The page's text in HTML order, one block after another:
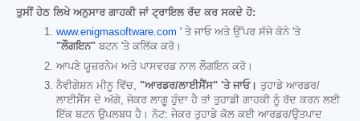
ਤੁਸੀਂ ਹੇਠ ਲਿਖੇ ਅਨੁਸਾਰ ਗਾਹਕੀ ਜਾਂ ਟ੍ਰਾਇਲ ਰੱਦ ਕਰ ਸਕਦੇ ਹੋ:
www.enigmasoftware.com ' ਤੇ ਜਾਓ ਅਤੇ ਉੱਪਰ ਸੱਜੇ ਕੋਨੇ 'ਤੇ
"ਲੌਗਇਨ" ਬਟਨ 'ਤੇ ਕਲਿੱਕ ਕਰੋ।
ਆਪਣੇ ਯੂਜ਼ਰਨੇਮ ਅਤੇ ਪਾਸਵਰਡ ਨਾਲ ਲੌਗਇਨ ਕਰੋ।
ਨੈਵੀਗੇਸ਼ਨ ਮੀਨੂ ਵਿੱਚ, "ਆਰਡਰ/ਲਾਈਸੈਂਸ" 'ਤੇ ਜਾਓ। ਤੁਹਾਡੇ ਆਰਡਰ/
ਲਾਈਸੈਂਸ ਦੇ ਅੱਗੇ, ਜੇਕਰ ਲਾਗੂ ਹੁੰਦਾ ਹੈ ਤਾਂ ਤੁਹਾਡੀ ਗਾਹਕੀ ਨੂੰ ਰੱਦ ਕਰਨ ਲਈ
ਇੱਕ ਬਟਨ ਉਪਲਬਧ ਹੈ। ਨੋਟ: ਜੇਕਰ ਤੁਹਾਡੇ ਕੋਲ ਕਈ ਆਰਡਰ/ਉਤਪਾਦ